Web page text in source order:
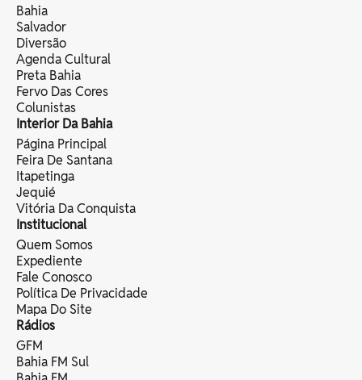
Bahia
Salvador
Diversão
Agenda Cultural
Preta Bahia
Fervo Das Cores
Colunistas
Interior Da Bahia
Página Principal
Feira De Santana
Itapetinga
Jequié
Vitória Da Conquista
Institucional
Quem Somos
Expediente
Fale Conosco
Política De Privacidade
Mapa Do Site
Rádios
GFM
Bahia FM Sul